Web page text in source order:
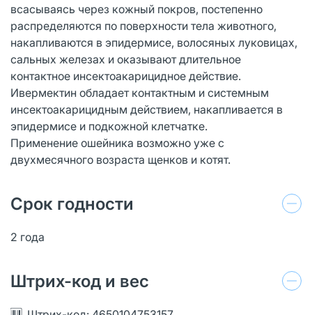
всасываясь через кожный покров, постепенно
распределяются по поверхности тела животного,
накапливаются в эпидермисе, волосяных луковицах,
сальных железах и оказывают длительное
контактное инсектоакарицидное действие.
Ивермектин обладает контактным и системным
инсектоакарицидным действием, накапливается в
эпидермисе и подкожной клетчатке.
Применение ошейника возможно уже с
двухмесячного возраста щенков и котят.
Срок годности
2 года
Штрих-код и вес